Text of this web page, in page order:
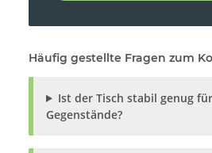
Häufig gestellte Fragen zum
Ist der Tisch stabil genug
Gegenstände?